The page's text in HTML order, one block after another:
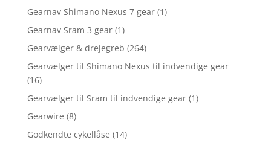
Gearnav Shimano Nexus 7 gear (1)
Gearnav Sram 3 gear (1)
Gearvælger & drejegreb (264)
Gearvælger til Shimano Nexus til indvendige gear
(16)
Gearvælger til Sram til indvendige gear (1)
Gearwire (8)
Godkendte cykellåse (14)